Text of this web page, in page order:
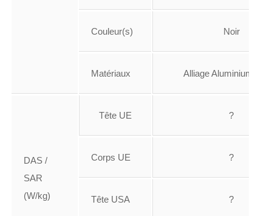
Couleur(s) Noir
Matériaux Alliage Aluminium,
DAS /
SAR
(W/kg)
Tête UE ?
Corps UE ?
Tête USA ?